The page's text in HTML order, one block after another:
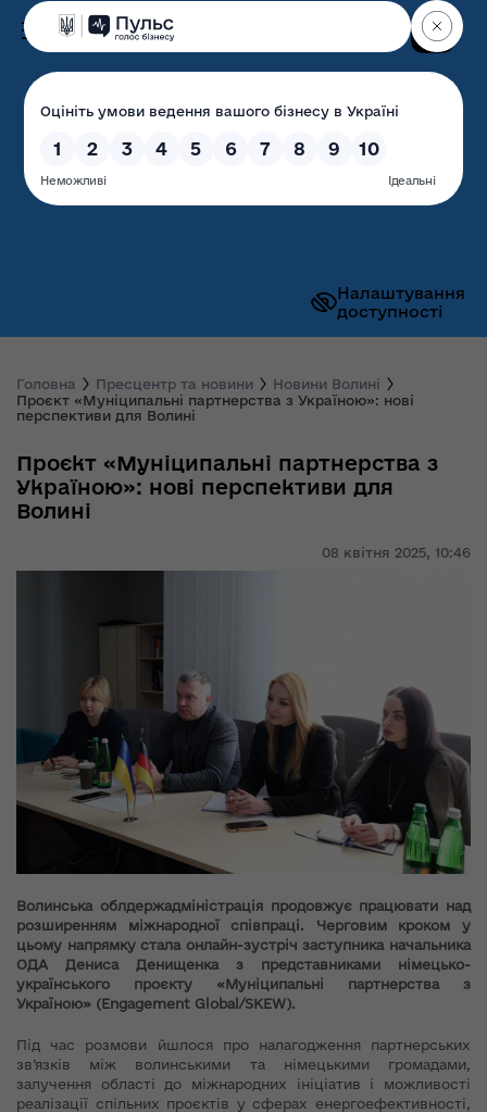
Налаштування
доступності
Волинська обласна
державна адміністрація
Головна Пресцентр та новини
Новини Волині
Проєкт «Муніципальні партнерства з Україною»: нові
перспективи для Волині
08 квітня 2025, 10:46
Проєкт «Муніципальні партнерства з
Україною»: нові перспективи для
Волині
Волинська облдержадміністрація продовжує працювати над
розширенням міжнародної співпраці. Черговим кроком у
цьому напрямку стала онлайн-зустріч заступника начальника
ОДА Дениса Денищенка з представниками німецько-
українського проєкту «Муніципальні партнерства з
Україною» (Engagement Global/SKEW).
Під час розмови йшлося про налагодження партнерських
зв’язків між волинськими та німецькими громадами,
залучення області до міжнародних ініціатив і можливості
реалізації спільних проєктів у сферах енергоефективності,